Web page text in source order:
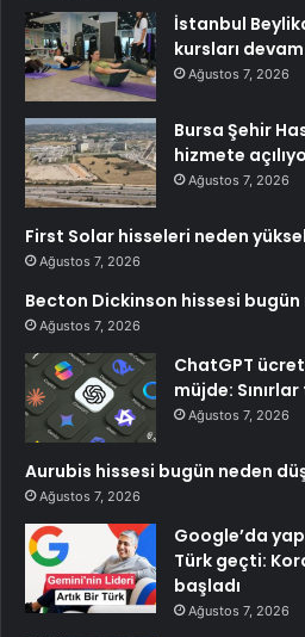
İstanbul
kursları
Ağustos 7, 2026
Bursa Şehir
hizmete
Ağustos 7, 2026
First Solar hisseleri neden
Ağustos 7, 2026
Becton Dickinson hissesi
Ağustos 7, 2026
ChatGPT
müjde:
Ağustos 7, 2026
Aurubis hissesi bugün neden
Ağustos 7, 2026
Google’da
Türk geçti:
başladı
Ağustos 7, 2026